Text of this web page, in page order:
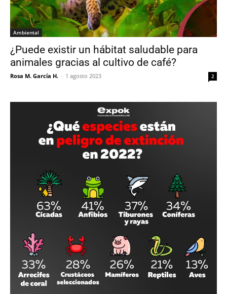
Ambiental
¿Puede existir un hábitat saludable para
animales gracias al cultivo de café?
Rosa M. García H. - 1 agosto 2023 2